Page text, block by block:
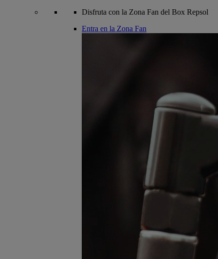
Disfruta con la Zona Fan del Box Repsol
Entra en la Zona Fan